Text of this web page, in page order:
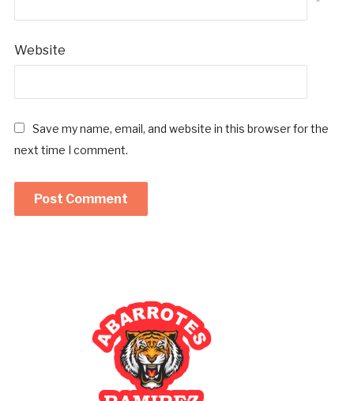
Website
Save my name, email, and website in this browser for the
next time I comment.